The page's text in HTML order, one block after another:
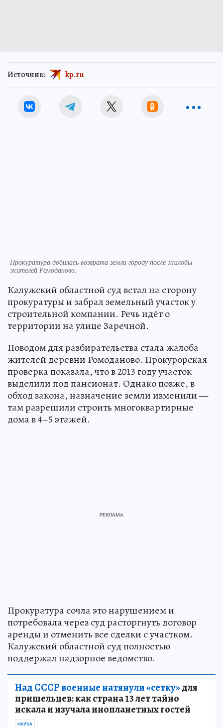
Источник: kp.ru
Прокуратура добилась возврата земли городу после жалобы
жителей Ромоданово.
Калужский областной суд встал на сторону
прокуратуры и забрал земельный участок у
строительной компании. Речь идёт о
территории на улице Заречной.
Поводом для разбирательства стала жалоба
жителей деревни Ромоданово. Прокурорская
проверка показала, что в 2013 году участок
выделили под пансионат. Однако позже, в
обход закона, назначение земли изменили —
там разрешили строить многоквартирные
дома в 4–5 этажей.
Прокуратура сочла это нарушением и
потребовала через суд расторгнуть договор
аренды и отменить все сделки с участком.
Калужский областной суд полностью
поддержал надзорное ведомство.
Над СССР военные натянули «сетку»для
пришельцев: как страна 13 лет тайно
искала и изучала инопланетных гостей
НАУКА